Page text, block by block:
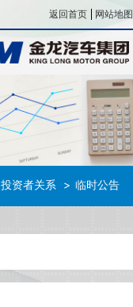
返回首页 网站地图
投资者关系 临时公告